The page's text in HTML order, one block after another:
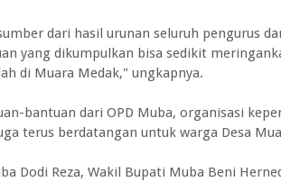
dari hasil urunan seluruh pengurus
yang dikumpulkan bisa sedikit
di Muara Medak," ungkapnya.
bantuan dari OPD Muba, organisasi
terus berdatangan untuk warga Desa
Dodi Reza, Wakil Bupati Muba Beni